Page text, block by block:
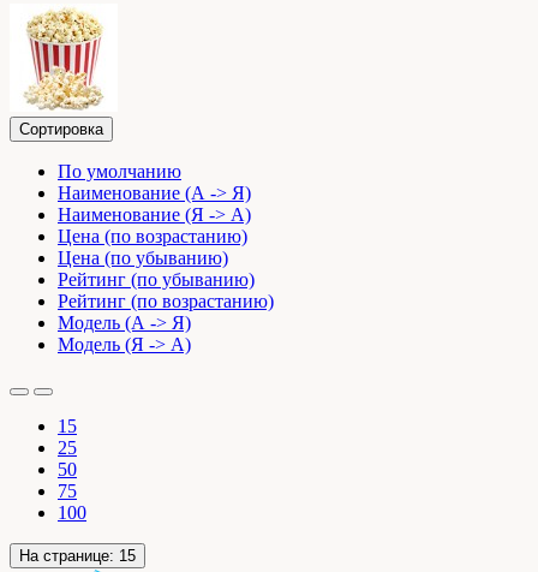
Сортировка
По умолчанию
Наименование (А -> Я)
Наименование (Я -> А)
Цена (по возрастанию)
Цена (по убыванию)
Рейтинг (по убыванию)
Рейтинг (по возрастанию)
Модель (А -> Я)
Модель (Я -> А)
15
25
50
75
100
На странице: 15